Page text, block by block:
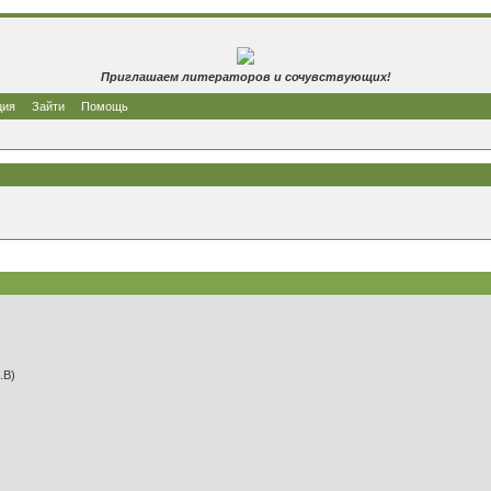
Приглашаем литераторов и сочувствующих!
Зайти Помощь